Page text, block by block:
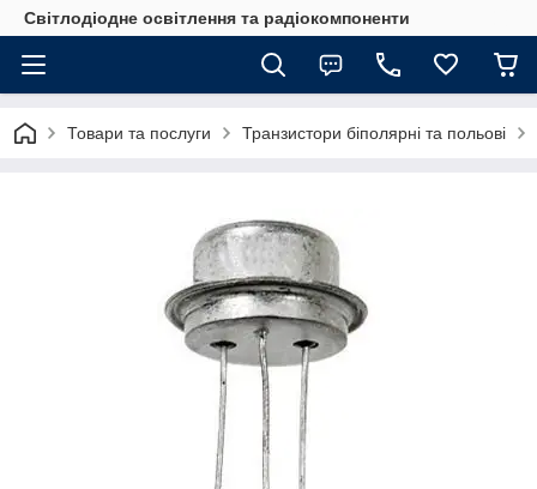
Світлодіодне освітлення та радіокомпоненти
Товари та послуги Транзистори біполярні та польові